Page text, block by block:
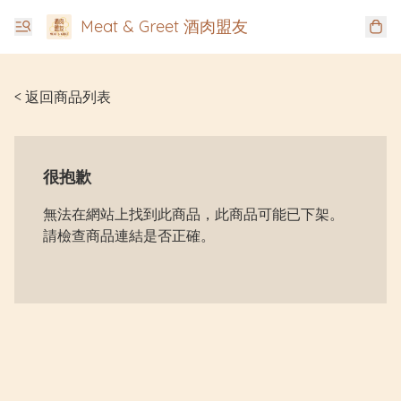
Meat & Greet 酒肉盟友
< 返回商品列表
很抱歉
無法在網站上找到此商品，此商品可能已下架。
請檢查商品連結是否正確。